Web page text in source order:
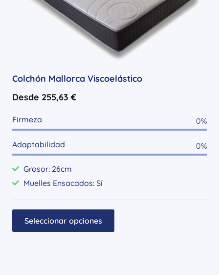
Colchón Mallorca Viscoelástico
Desde 255,63 €
Firmeza 0%
Adaptabilidad 0%
Grosor: 26cm
Muelles Ensacados: Sí
Seleccionar opciones